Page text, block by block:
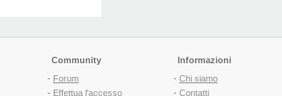
Community
- Forum
- Effettua l'accesso
Informazioni
- Chi siamo
- Contatti